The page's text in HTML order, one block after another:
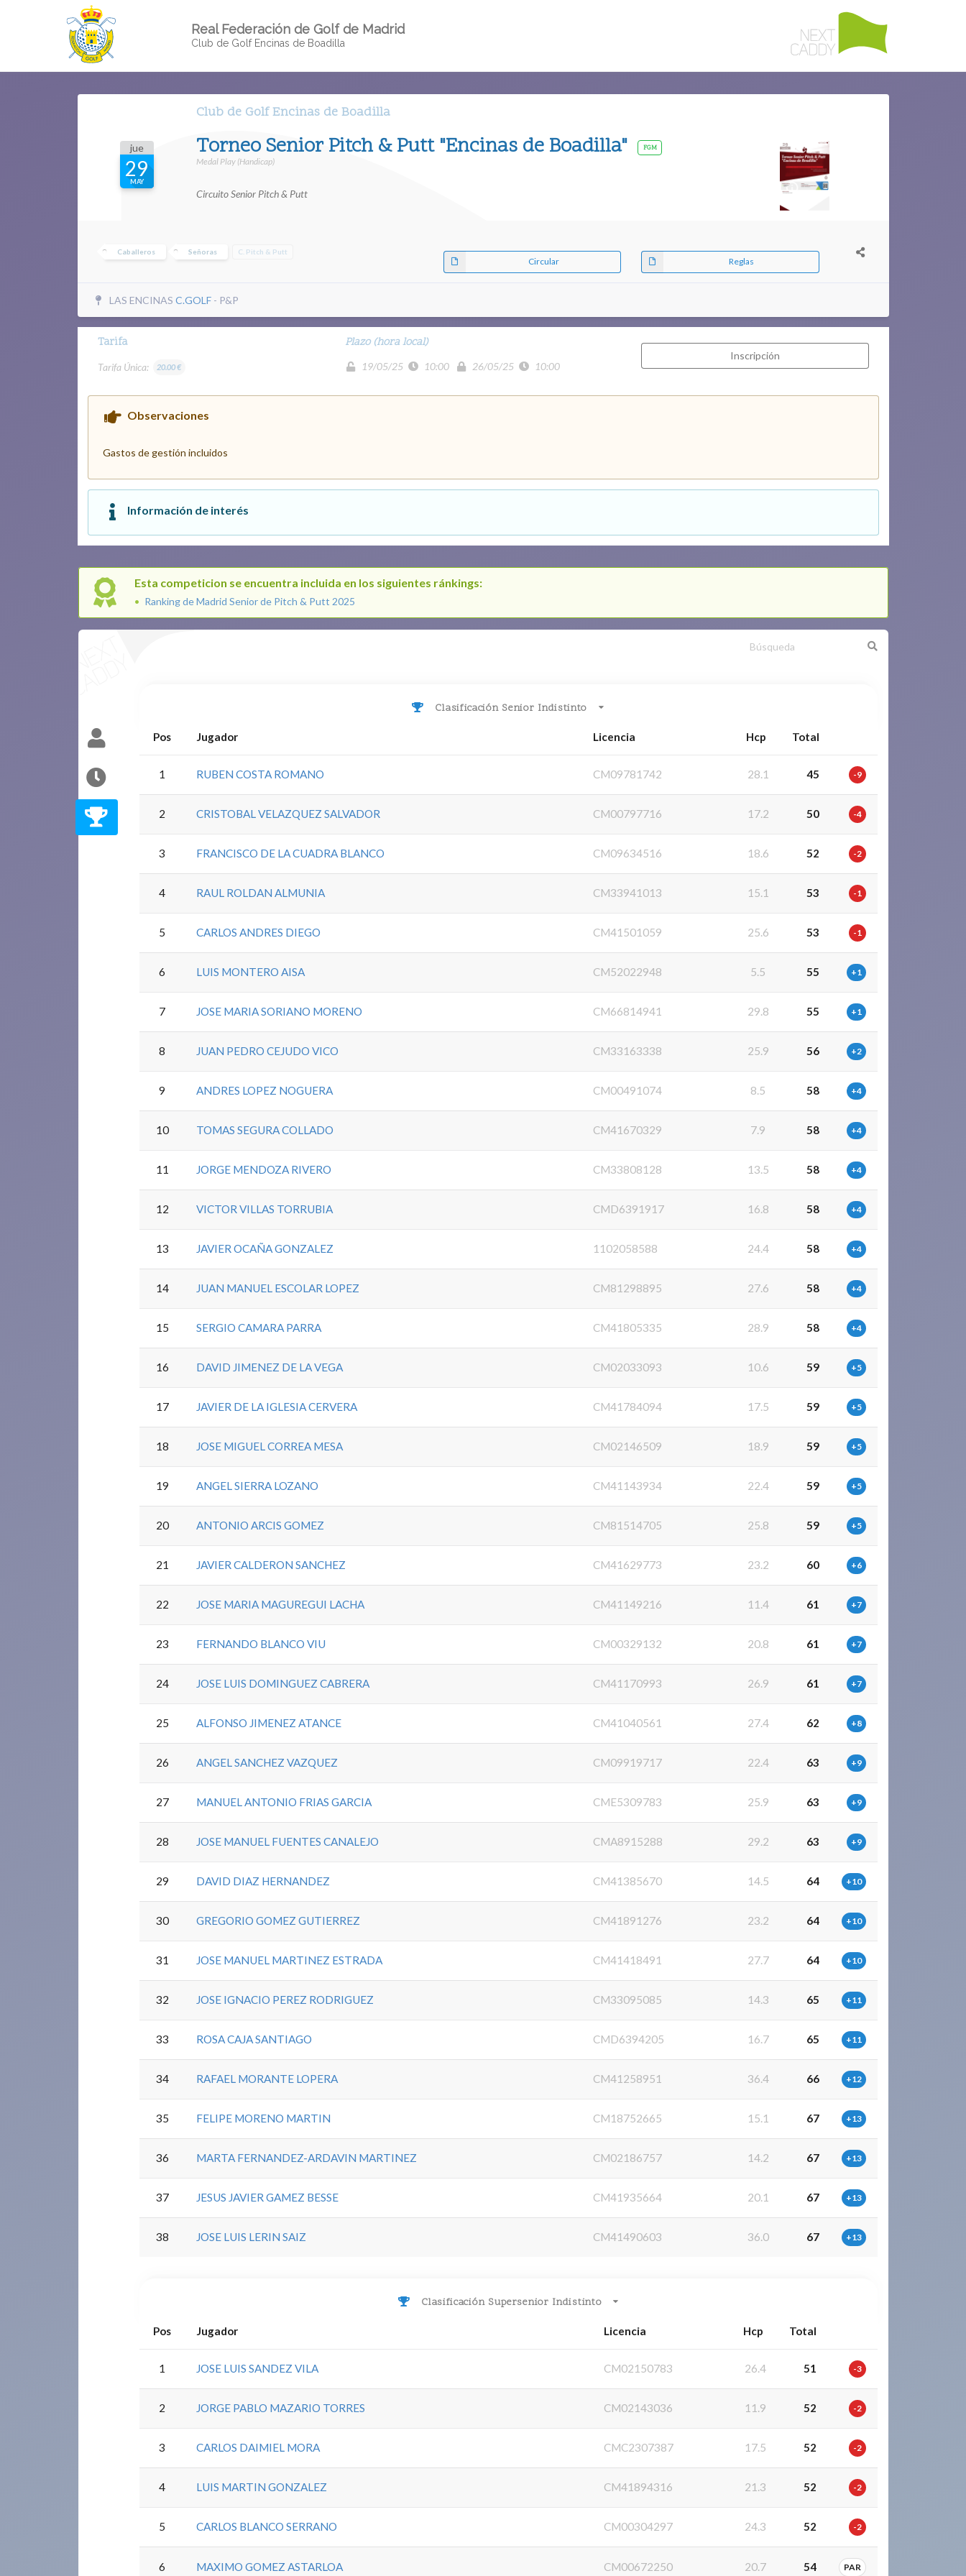
Real Federación de Golf de Madrid
Club de Golf Encinas de Boadilla
Club de Golf Encinas de Boadilla
jue
29
MAY
Torneo Senior Pitch & Putt "Encinas de Boadilla" FGM
Medal Play (Handicap)
Circuito Senior Pitch & Putt
Caballeros Señoras C. Pitch & Putt
Circular Reglas
LAS ENCINAS C.GOLF- P&P
Tarifa
Tarifa Única: 20.00 €
Plazo (hora local)
19/05/25 10:00 26/05/25 10:00
Inscripción
Observaciones
Gastos de gestión incluidos
Información de interés
Esta competicion se encuentra incluida en los siguientes ránkings:
Ranking de Madrid Senior de Pitch & Putt 2025
Clasificación Senior Indistinto
Pos Jugador Licencia Hcp Total
1 RUBEN COSTA ROMANO CM09781742 28.1 45 -9
2 CRISTOBAL VELAZQUEZ SALVADOR CM00797716 17.2 50 -4
3 FRANCISCO DE LA CUADRA BLANCO CM09634516 18.6 52 -2
4 RAUL ROLDAN ALMUNIA CM33941013 15.1 53 -1
5 CARLOS ANDRES DIEGO CM41501059 25.6 53 -1
6 LUIS MONTERO AISA CM52022948 5.5 55 +1
7 JOSE MARIA SORIANO MORENO CM66814941 29.8 55 +1
8 JUAN PEDRO CEJUDO VICO CM33163338 25.9 56 +2
9 ANDRES LOPEZ NOGUERA CM00491074 8.5 58 +4
10 TOMAS SEGURA COLLADO CM41670329 7.9 58 +4
11 JORGE MENDOZA RIVERO CM33808128 13.5 58 +4
12 VICTOR VILLAS TORRUBIA CMD6391917 16.8 58 +4
13 JAVIER OCAÑA GONZALEZ 1102058588 24.4 58 +4
14 JUAN MANUEL ESCOLAR LOPEZ CM81298895 27.6 58 +4
15 SERGIO CAMARA PARRA CM41805335 28.9 58 +4
16 DAVID JIMENEZ DE LA VEGA CM02033093 10.6 59 +5
17 JAVIER DE LA IGLESIA CERVERA CM41784094 17.5 59 +5
18 JOSE MIGUEL CORREA MESA CM02146509 18.9 59 +5
19 ANGEL SIERRA LOZANO CM41143934 22.4 59 +5
20 ANTONIO ARCIS GOMEZ CM81514705 25.8 59 +5
21 JAVIER CALDERON SANCHEZ CM41629773 23.2 60 +6
22 JOSE MARIA MAGUREGUI LACHA CM41149216 11.4 61 +7
23 FERNANDO BLANCO VIU CM00329132 20.8 61 +7
24 JOSE LUIS DOMINGUEZ CABRERA CM41170993 26.9 61 +7
25 ALFONSO JIMENEZ ATANCE CM41040561 27.4 62 +8
26 ANGEL SANCHEZ VAZQUEZ CM09919717 22.4 63 +9
27 MANUEL ANTONIO FRIAS GARCIA CME5309783 25.9 63 +9
28 JOSE MANUEL FUENTES CANALEJO CMA8915288 29.2 63 +9
29 DAVID DIAZ HERNANDEZ CM41385670 14.5 64 +10
30 GREGORIO GOMEZ GUTIERREZ CM41891276 23.2 64 +10
31 JOSE MANUEL MARTINEZ ESTRADA CM41418491 27.7 64 +10
32 JOSE IGNACIO PEREZ RODRIGUEZ CM33095085 14.3 65 +11
33 ROSA CAJA SANTIAGO CMD6394205 16.7 65 +11
34 RAFAEL MORANTE LOPERA CM41258951 36.4 66 +12
35 FELIPE MORENO MARTIN CM18752665 15.1 67 +13
36 MARTA FERNANDEZ-ARDAVIN MARTINEZ CM02186757 14.2 67 +13
37 JESUS JAVIER GAMEZ BESSE CM41935664 20.1 67 +13
38 JOSE LUIS LERIN SAIZ CM41490603 36.0 67 +13
Clasificación Supersenior Indistinto
Pos Jugador Licencia Hcp Total
1 JOSE LUIS SANDEZ VILA CM02150783 26.4 51 -3
2 JORGE PABLO MAZARIO TORRES CM02143036 11.9 52 -2
3 CARLOS DAIMIEL MORA CMC2307387 17.5 52 -2
4 LUIS MARTIN GONZALEZ CM41894316 21.3 52 -2
5 CARLOS BLANCO SERRANO CM00304297 24.3 52 -2
6 MAXIMO GOMEZ ASTARLOA CM00672250 20.7 54 PAR